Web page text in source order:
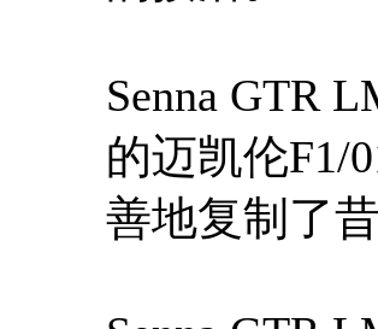
Senna GTR
的迈凯伦F1/
善地复制了